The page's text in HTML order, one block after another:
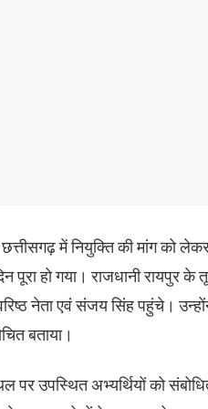
में नियुक्ति की मांग को
पूरा हो गया। राजधानी
वरिष्ठ नेता एवं संजय सिंह पहुंचे।
बताया।
पर उपस्थित अभ्यर्थियों को